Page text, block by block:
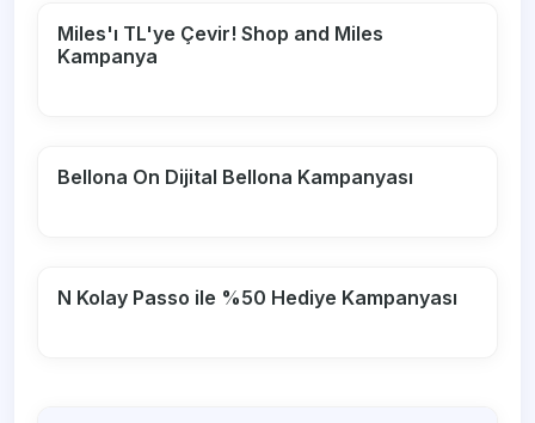
Miles'ı TL'ye Çevir! Shop and Miles
Kampanya
Bellona On Dijital Bellona Kampanyası
N Kolay Passo ile %50 Hediye Kampanyası